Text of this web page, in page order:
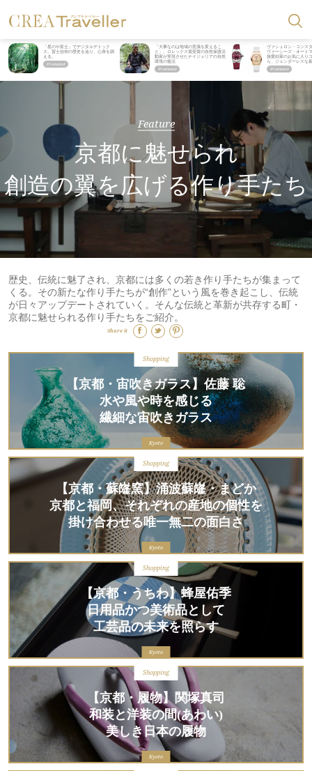
「星のや富士」でデジタルデトック
ス。冨士信仰の歴史を辿り、心身を調
える。
「大事なのは地域の意識を変えるこ
と」。ロレックス賞受賞の自然保護活
動家が実現させたナイジェリアの自然
環境の復活
ヴァシュロン・コンス
ヴァーシーズ・オート
旅愛好家のお気に入り
ら、ジェンダーレスな
Feature
京都に魅せられ
創造の翼を広げる作り手たち
歴史、伝統に魅了され、京都には多くの若き作り手たちが集まって
くる。その新たな作り手たちが“創作”という風を巻き起こし、伝統
が日々アップデートされていく。そんな伝統と革新が共存する町・
京都に魅せられる作り手たちをご紹介。
Share it
【京都・宙吹きガラス】佐藤 聡
水や風や時を感じる
繊細な宙吹きガラス
Shopping
Kyoto
【京都・蘇嶐窯】涌波蘇嶐・まどか
京都と福岡、それぞれの産地の個性を
掛け合わせる唯一無二の面白さ
Shopping
Kyoto
【京都・うちわ】蜂屋佑季
日用品かつ美術品として
工芸品の未来を照らす
Shopping
Kyoto
【京都・履物】関塚真司
和装と洋装の間(あわい)
美しき日本の履物
Shopping
Kyoto